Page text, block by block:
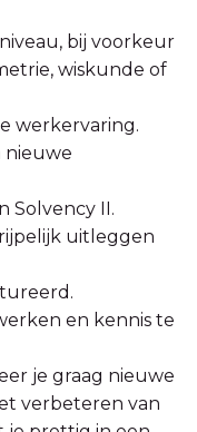
bij voorkeur
wiskunde of
werkervaring.
nieuwe
Solvency II.
uitleggen
en kennis te
je graag nieuwe
verbeteren van